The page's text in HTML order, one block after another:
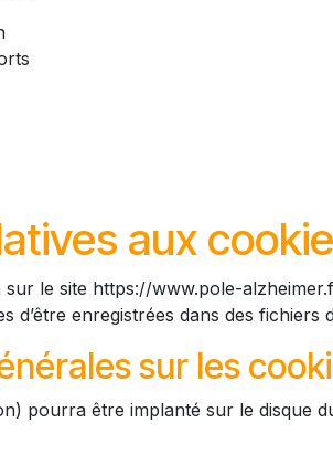
aux
le site https://www.pole-
d’être enregistrées dans des fichiers
sur les
pourra être implanté sur le disque